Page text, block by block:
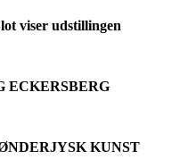
viser udstillingen
ECKERSBERG
KUNST